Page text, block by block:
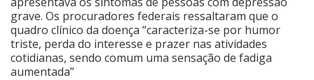
grave. Os procuradores federais ressaltaram que o
quadro clínico da doença “caracteriza-se por humor
triste, perda do interesse e prazer nas atividades
cotidianas, sendo comum uma sensação de fadiga
aumentada”